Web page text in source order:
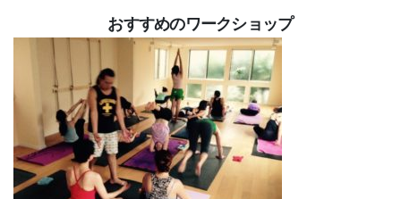
おすすめのワークショップ